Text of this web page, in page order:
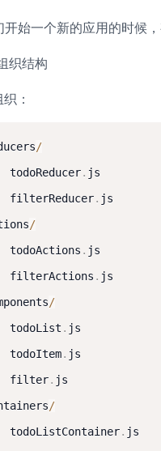
开始一个新的应用的时候
织结构
：
/
	todoReducer
. js
	filterReducer
. js
/
	todoActions
. js
	filterActions
. js
/
	todoList
. js
	todoItem
. js
	filter
. js
/
	todoListContainer
. js